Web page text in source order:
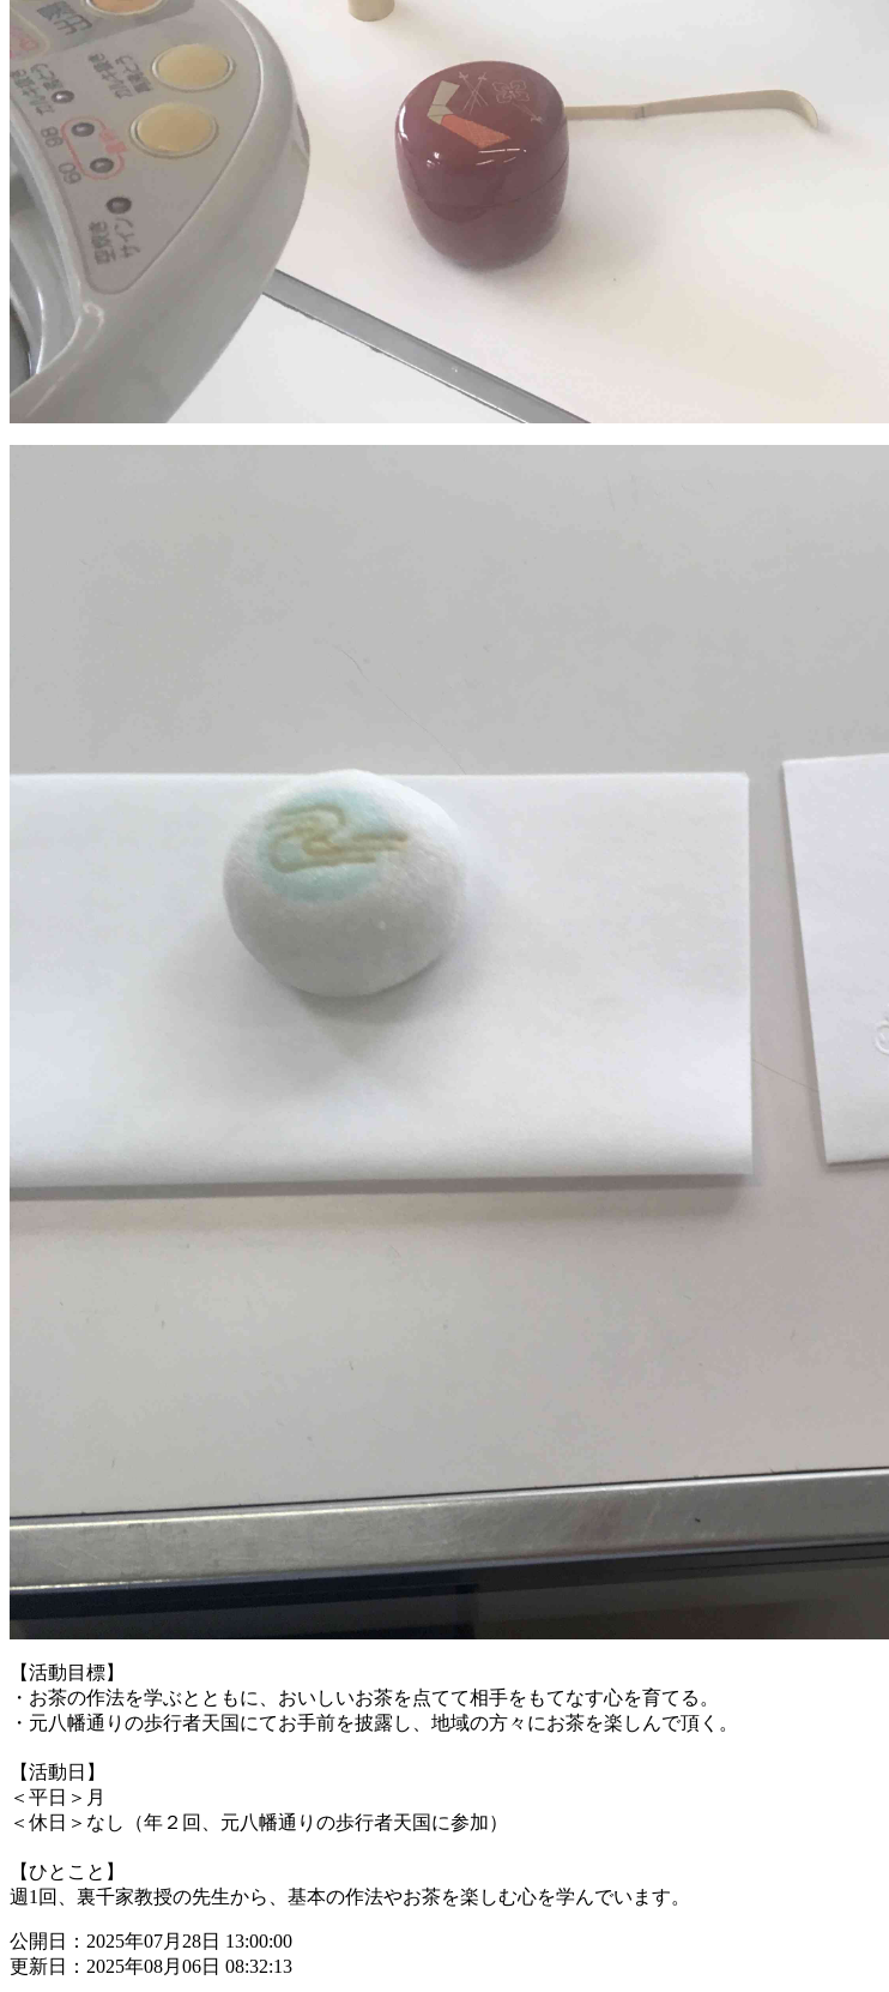
【活動目標】
・お茶の作法を学ぶとともに、おいしいお茶を点てて相手をもてなす心を育てる。
・元八幡通りの歩行者天国にてお手前を披露し、地域の方々にお茶を楽しんで頂く。
【活動日】
＜平日＞月
＜休日＞なし（年２回、元八幡通りの歩行者天国に参加）
【ひとこと】
週1回、裏千家教授の先生から、基本の作法やお茶を楽しむ心を学んでいます。
公開日：2025年07月28日 13:00:00
更新日：2025年08月06日 08:32:13